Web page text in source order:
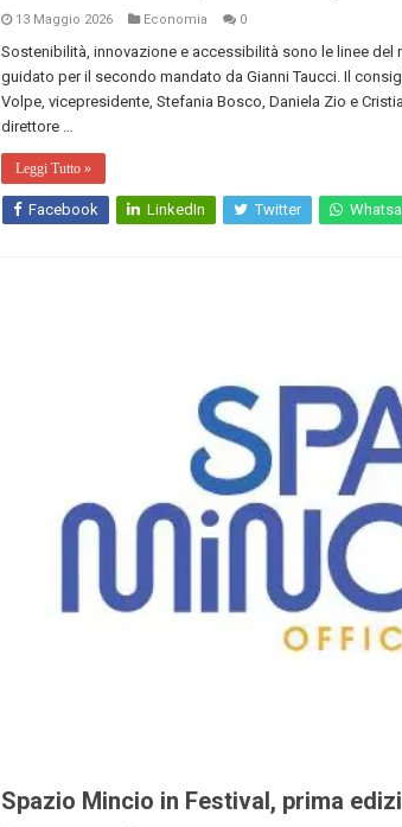
13 Maggio 2026 Economia 0
Sostenibilità, innovazione e accessibilità sono le linee del
guidato per il secondo mandato da Gianni Taucci. Il
Volpe, vicepresidente, Stefania Bosco, Daniela Zio e
direttore …
Leggi Tutto »
Facebook LinkedIn Twitter
Spazio Mincio in Festival, prima